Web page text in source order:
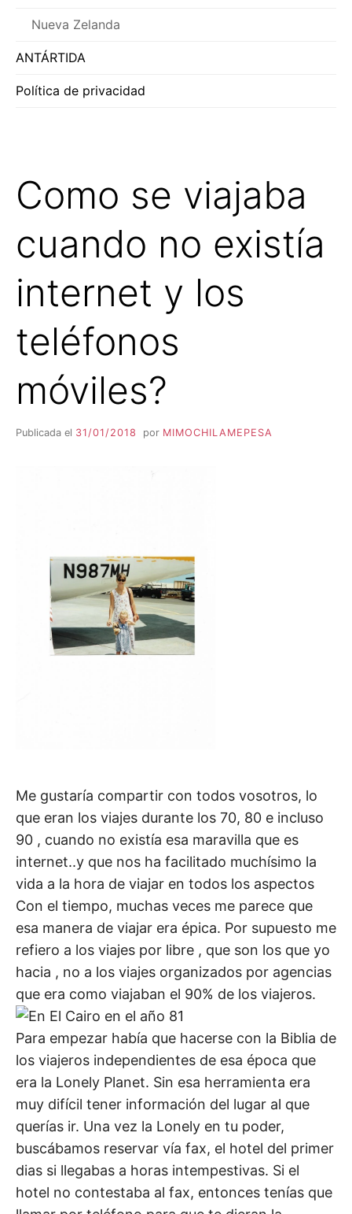
Nueva Zelanda
ANTÁRTIDA
Política de privacidad
Como se viajaba
cuando no existía
internet y los
teléfonos
móviles?
Publicada el 31/01/2018 por MIMOCHILAMEPESA
Me gustaría compartir con todos vosotros, lo
que eran los viajes durante los 70, 80 e incluso
90 , cuando no existía esa maravilla que es
internet..y que nos ha facilitado muchísimo la
vida a la hora de viajar en todos los aspectos
Con el tiempo, muchas veces me parece que
esa manera de viajar era épica. Por supuesto me
refiero a los viajes por libre , que son los que yo
hacia , no a los viajes organizados por agencias
que era como viajaban el 90% de los viajeros.
Para empezar había que hacerse con la Biblia de
los viajeros independientes de esa época que
era la Lonely Planet. Sin esa herramienta era
muy difícil tener información del lugar al que
querías ir. Una vez la Lonely en tu poder,
buscábamos reservar vía fax, el hotel del primer
dias si llegabas a horas intempestivas. Si el
hotel no contestaba al fax, entonces tenías que